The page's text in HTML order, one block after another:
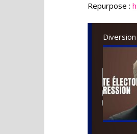
Repurpose :